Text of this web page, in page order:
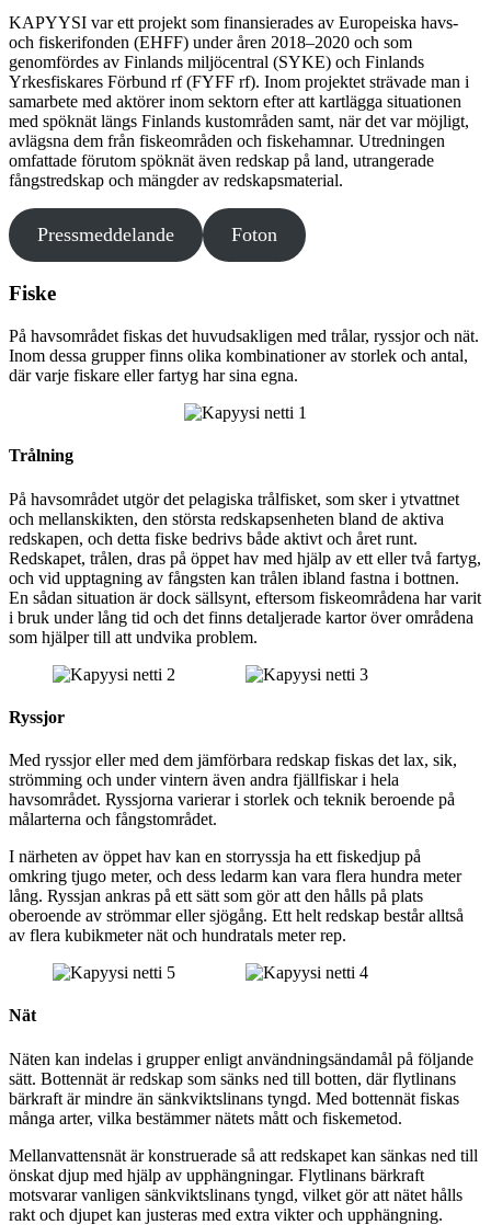
KAPYYSI var ett projekt som finansierades av Europeiska havs-
och fiskerifonden (EHFF) under åren 2018–2020 och som
genomfördes av Finlands miljöcentral (SYKE) och Finlands
Yrkesfiskares Förbund rf (FYFF rf). Inom projektet strävade man i
samarbete med aktörer inom sektorn efter att kartlägga situationen
med spöknät längs Finlands kustområden samt, när det var möjligt,
avlägsna dem från fiskeområden och fiskehamnar. Utredningen
omfattade förutom spöknät även redskap på land, utrangerade
fångstredskap och mängder av redskapsmaterial.
Pressmeddelande Foton
Fiske
På havsområdet fiskas det huvudsakligen med trålar, ryssjor och nät.
Inom dessa grupper finns olika kombinationer av storlek och antal,
där varje fiskare eller fartyg har sina egna.
Trålning
På havsområdet utgör det pelagiska trålfisket, som sker i ytvattnet
och mellanskikten, den största redskapsenheten bland de aktiva
redskapen, och detta fiske bedrivs både aktivt och året runt.
Redskapet, trålen, dras på öppet hav med hjälp av ett eller två fartyg,
och vid upptagning av fångsten kan trålen ibland fastna i bottnen.
En sådan situation är dock sällsynt, eftersom fiskeområdena har varit
i bruk under lång tid och det finns detaljerade kartor över områdena
som hjälper till att undvika problem.
Ryssjor
Med ryssjor eller med dem jämförbara redskap fiskas det lax, sik,
strömming och under vintern även andra fjällfiskar i hela
havsområdet. Ryssjorna varierar i storlek och teknik beroende på
målarterna och fångstområdet.
I närheten av öppet hav kan en storryssja ha ett fiskedjup på
omkring tjugo meter, och dess ledarm kan vara flera hundra meter
lång. Ryssjan ankras på ett sätt som gör att den hålls på plats
oberoende av strömmar eller sjögång. Ett helt redskap består alltså
av flera kubikmeter nät och hundratals meter rep.
Nät
Näten kan indelas i grupper enligt användningsändamål på följande
sätt. Bottennät är redskap som sänks ned till botten, där flytlinans
bärkraft är mindre än sänkviktslinans tyngd. Med bottennät fiskas
många arter, vilka bestämmer nätets mått och fiskemetod.
Mellanvattensnät är konstruerade så att redskapet kan sänkas ned till
önskat djup med hjälp av upphängningar. Flytlinans bärkraft
motsvarar vanligen sänkviktslinans tyngd, vilket gör att nätet hålls
rakt och djupet kan justeras med extra vikter och upphängning.